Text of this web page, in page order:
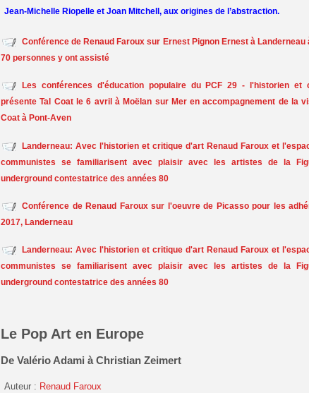
Jean-Michelle Riopelle et Joan Mitchell, aux origines de l’abstraction.
Conférence de Renaud Faroux sur Ernest Pignon Ernest à
70 personnes y ont assisté
Les conférences d'éducation populaire du PCF 29 - l'historien et
présente Tal Coat le 6 avril à Moëlan sur Mer en accompagnement de la
Coat à Pont-Aven
Landerneau: Avec l'historien et critique d'art Renaud Faroux et
communistes se familiarisent avec plaisir avec les artistes de la
underground contestatrice des années 80
Conférence de Renaud Faroux sur l'oeuvre de Picasso pour les
2017, Landerneau
Landerneau: Avec l'historien et critique d'art Renaud Faroux et
communistes se familiarisent avec plaisir avec les artistes de la
underground contestatrice des années 80
Le Pop Art en Europe
De Valério Adami à Christian Zeimert
Auteur : Renaud Faroux